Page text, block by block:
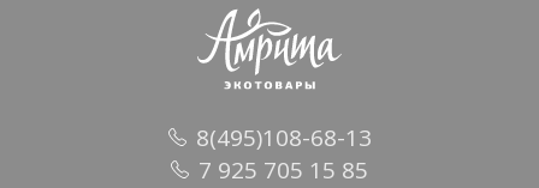
8(495)108-68-13
7 925 705 15 85